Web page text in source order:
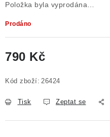
Položka byla vyprodána…
Prodáno
790 Kč
Kód zboží: 26424
Tisk Zeptat se